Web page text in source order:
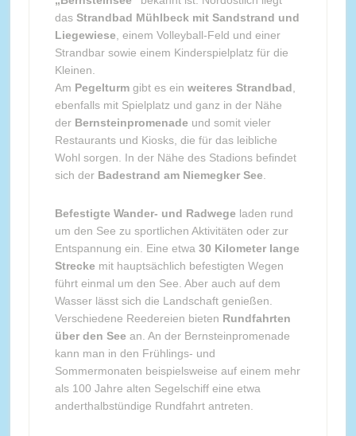
das Strandbad Mühlbeck mit Sandstrand und
Liegewiese , einem Volleyball-Feld und einer
Strandbar sowie einem Kinderspielplatz für die
Kleinen.
Am Pegelturmgibt es ein weiteres Strandbad
ebenfalls mit Spielplatz und ganz in der Nähe
der Bernsteinpromenade und somit vieler
Restaurants und Kiosks, die für das leibliche
Wohl sorgen. In der Nähe des Stadions befindet
sich der Badestrand am Niemegker See
Befestigte Wander- und Radwege laden rund
um den See zu sportlichen Aktivitäten oder zur
Entspannung ein. Eine etwa 30 Kilometer lange
Strecke mit hauptsächlich befestigten Wegen
führt einmal um den See. Aber auch auf dem
Wasser lässt sich die Landschaft genießen.
Verschiedene Reedereien bieten Rundfahrten
über den See an. An der Bernsteinpromenade
kann man in den Frühlings- und
Sommermonaten beispielsweise auf einem mehr
als 100 Jahre alten Segelschiff eine etwa
anderthalbstündige Rundfahrt antreten.